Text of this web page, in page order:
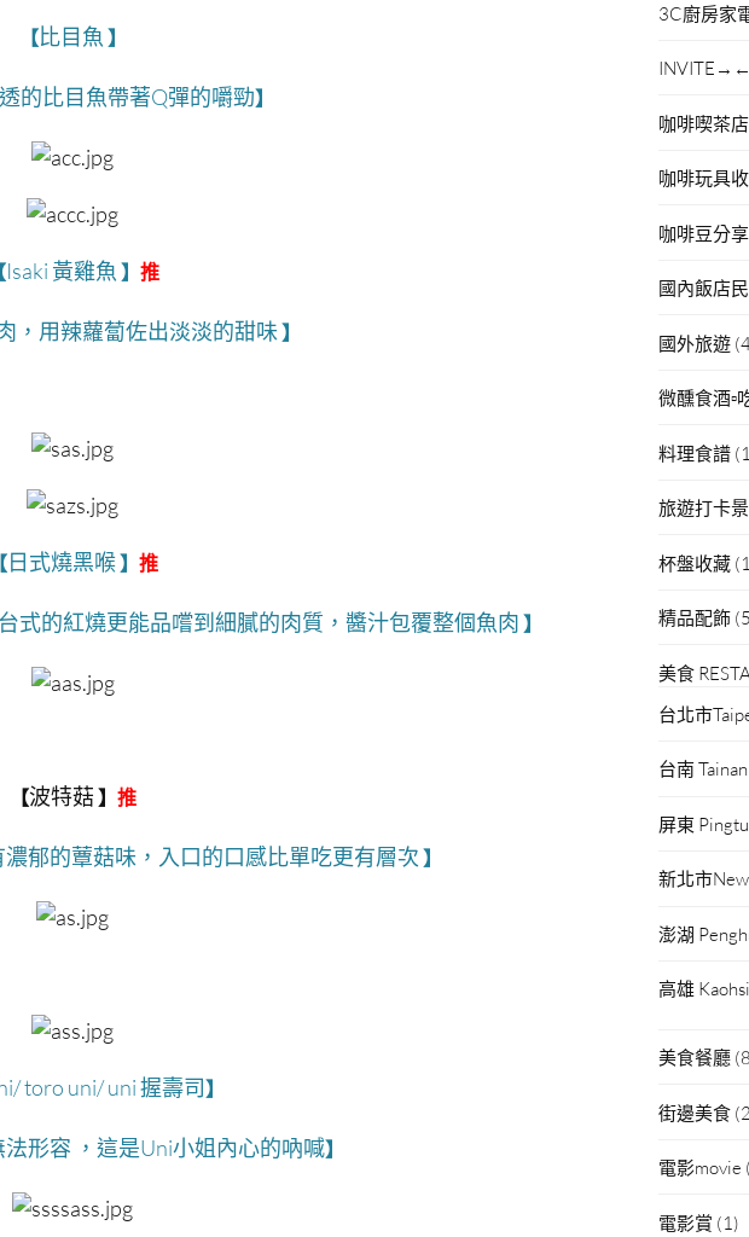
【比目魚 】
的比目魚帶著Q彈的嚼勁】
Isaki 黃雞魚 】 推
，用辣蘿蔔佐出淡淡的甜味 】
日式燒黑喉 】 推
式的紅燒更能品嚐到細膩的肉質，醬汁包覆整個魚肉 】
【波特菇 】 推
郁的蕈菇味，入口的口感比單吃更有層次 】
toro uni/ uni握壽司】
形容 ，這是Uni小姐內心的吶喊】
3C廚房家
咖啡喫茶店
咖啡玩具
咖啡豆分享
國內飯店
國外旅遊
微醺食酒▫
料理食譜
旅遊打卡
杯盤收藏
精品配飾
美食
台北市
台南 Tainan
屏東
新北市
澎湖
高雄
美食餐廳
街邊美食
電影movie
電影賞 (1)